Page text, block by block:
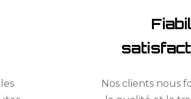
Nos clients nous